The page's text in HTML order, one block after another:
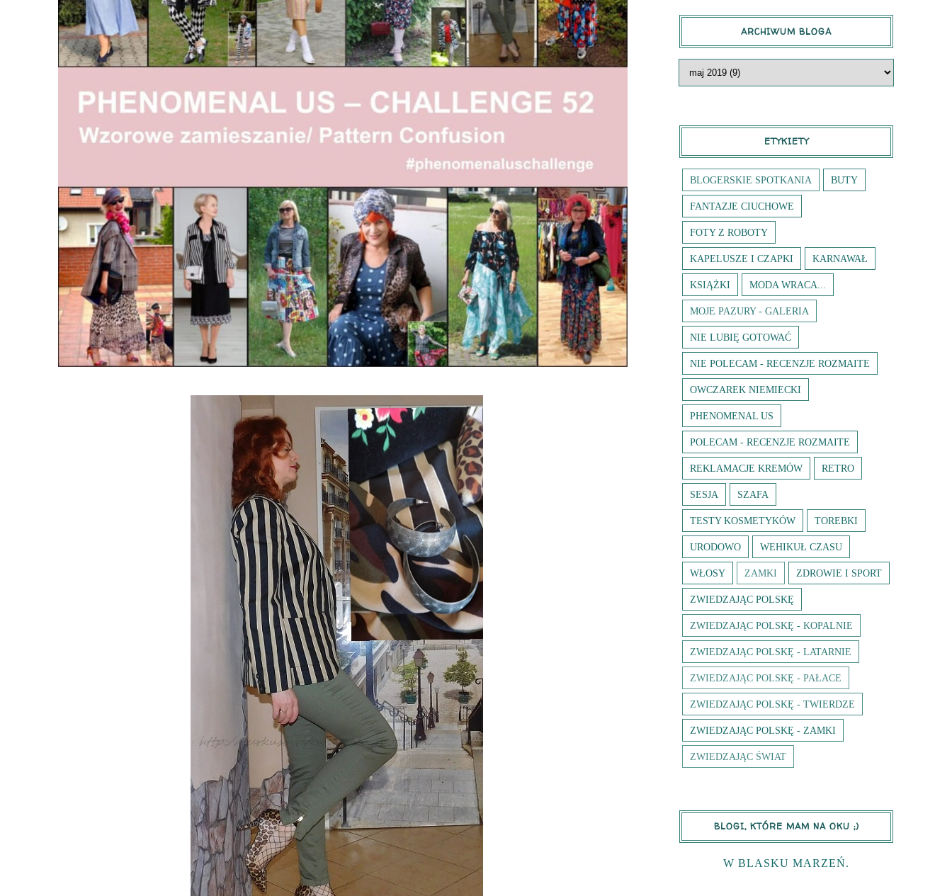
ARCHIWUM BLOGA
ETYKIETY
BLOGERSKIE SPOTKANIA BUTY
FANTAZJE CIUCHOWE
FOTY Z ROBOTY
KAPELUSZE I CZAPKI KARNAWAŁ
KSIĄŻKI MODA WRACA...
MOJE PAZURY - GALERIA
NIE LUBIĘ GOTOWAĆ
NIE POLECAM - RECENZJE ROZMAITE
OWCZAREK NIEMIECKI
PHENOMENAL US
POLECAM - RECENZJE ROZMAITE
REKLAMACJE KREMÓW RETRO
SESJA SZAFA
TESTY KOSMETYKÓW TOREBKI
URODOWO WEHIKUŁ CZASU
WŁOSY ZAMKI ZDROWIE I SPORT
ZWIEDZAJĄC POLSKĘ
ZWIEDZAJĄC POLSKĘ - KOPALNIE
ZWIEDZAJĄC POLSKĘ - LATARNIE
ZWIEDZAJĄC POLSKĘ - PAŁACE
ZWIEDZAJĄC POLSKĘ - TWIERDZE
ZWIEDZAJĄC POLSKĘ - ZAMKI
ZWIEDZAJĄC ŚWIAT
BLOGI, KTÓRE MAM NA OKU ;)
W BLASKU MARZEŃ.